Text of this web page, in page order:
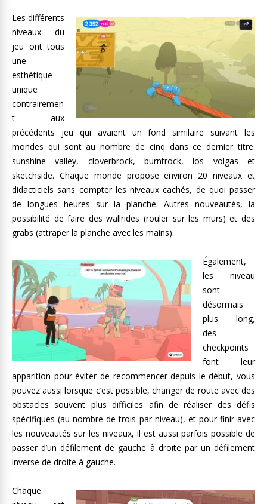
Les différents
niveaux du
jeu ont tous
une
esthétique
unique
contrairemen
t aux
précédents jeu qui avaient un fond similaire suivant les
mondes qui sont au nombre de cinq dans ce dernier titre:
sunshine valley, cloverbrock, burntrock, los volgas et
sketchside. Chaque monde propose environ 20 niveaux et
didacticiels sans compter les niveaux cachés, de quoi passer
de longues heures sur la planche. Autres nouveautés, la
possibilité de faire des wallrides (rouler sur les murs) et des
grabs (attraper la planche avec les mains).
Également,
les niveau
sont
désormais
plus long,
des
checkpoints
font leur
apparition pour éviter de recommencer depuis le début, vous
pouvez aussi lorsque c’est possible, changer de route avec des
obstacles souvent plus difficiles afin de réaliser des défis
spécifiques (au nombre de trois par niveau), et pour finir avec
les nouveautés sur les niveaux, il est aussi parfois possible de
passer d’un défilement de gauche à droite par un défilement
inverse de droite à gauche.
Chaque